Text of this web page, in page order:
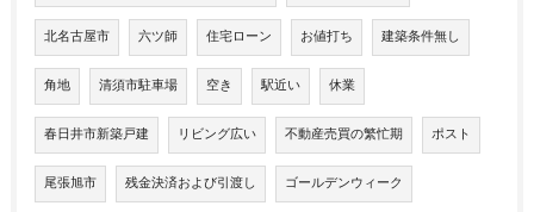
北名古屋市 六ツ師 住宅ローン お値打ち 建築条件無し
角地 清須市駐車場 空き 駅近い 休業
春日井市新築戸建 リビング広い 不動産売買の繁忙期 ポスト
尾張旭市 残金決済および引渡し ゴールデンウィーク